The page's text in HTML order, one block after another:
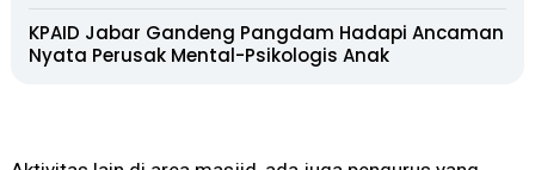
KPAID Jabar Gandeng Pangdam Hadapi Ancaman
Nyata Perusak Mental-Psikologis Anak